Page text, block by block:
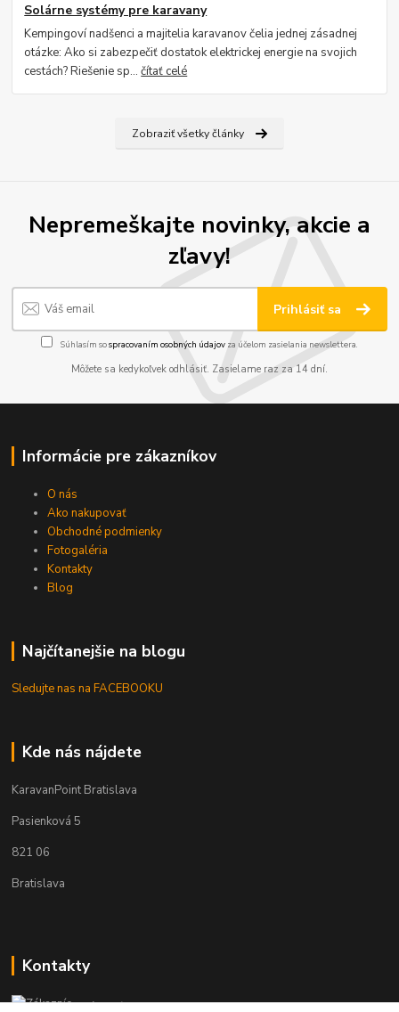
Solárne systémy pre karavany
Kempingoví nadšenci a majitelia karavanov čelia jednej zásadnej
otázke: Ako si zabezpečiť dostatok elektrickej energie na svojich
cestách? Riešenie sp...čítať celé
Zobraziť všetky články
Nepremeškajte novinky, akcie a
zľavy!
Prihlásiť sa
Súhlasím sospracovaním osobných údajov za účelom zasielania newslettera.
Môžete sa kedykoľvek odhlásiť. Zasielame raz za 14 dní.
Informácie pre zákazníkov
O nás
Ako nakupovať
Obchodné podmienky
Fotogaléria
Kontakty
Blog
Najčítanejšie na blogu
Sledujte nas na FACEBOOKU
Kde nás nájdete
KaravanPoint Bratislava
Pasienková 5
821 06
Bratislava
Kontakty
Zákaznícka podpora KaravanPoint